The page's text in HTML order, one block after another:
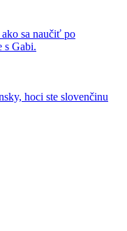
sa naučiť po
s Gabi.
hoci ste slovenčinu